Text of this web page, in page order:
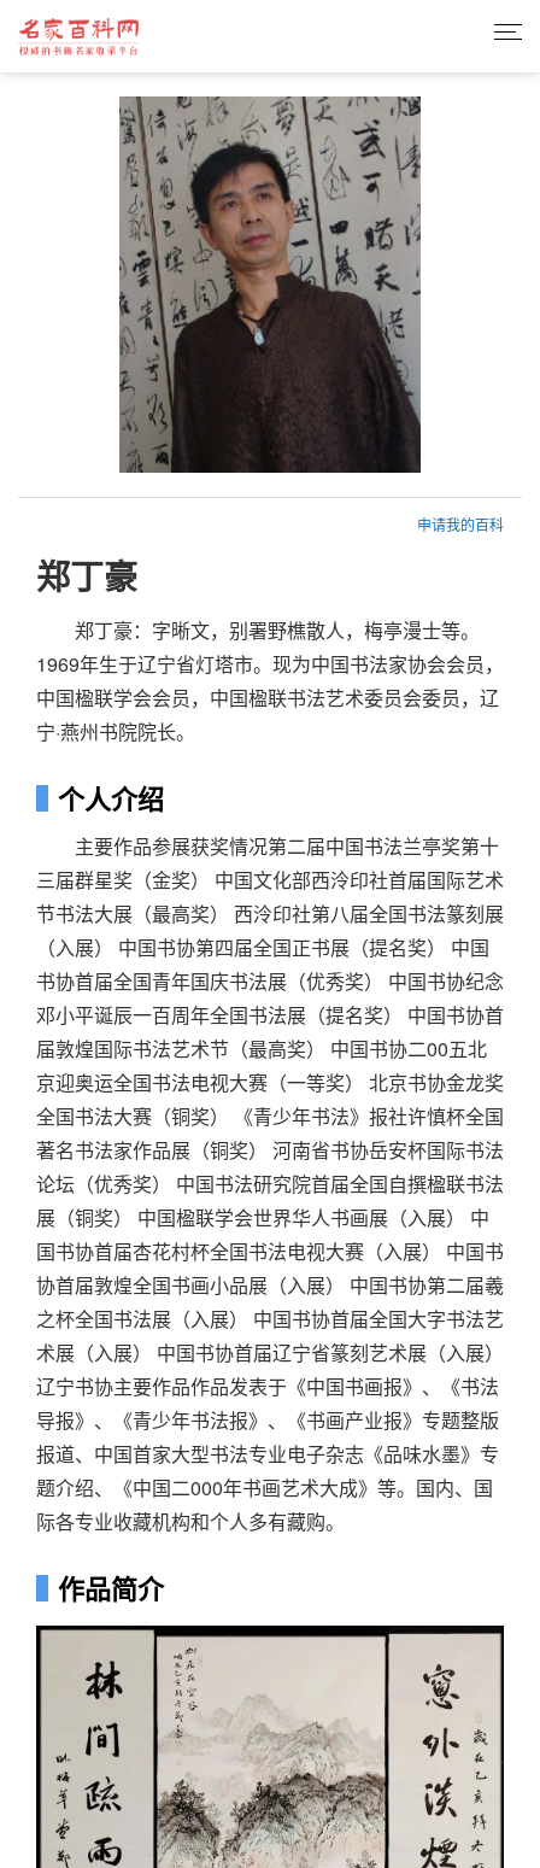
申请我的百科
郑丁豪
郑丁豪：字晰文，别署野樵散人，梅亭漫士等。
1969年生于辽宁省灯塔市。现为中国书法家协会会员，
中国楹联学会会员，中国楹联书法艺术委员会委员，辽
宁·燕州书院院长。
个人介绍
主要作品参展获奖情况第二届中国书法兰亭奖第十
三届群星奖（金奖） 中国文化部西泠印社首届国际艺术
节书法大展（最高奖） 西泠印社第八届全国书法篆刻展
（入展） 中国书协第四届全国正书展（提名奖） 中国
书协首届全国青年国庆书法展（优秀奖） 中国书协纪念
邓小平诞辰一百周年全国书法展（提名奖） 中国书协首
届敦煌国际书法艺术节（最高奖） 中国书协二00五北
京迎奥运全国书法电视大赛（一等奖） 北京书协金龙奖
全国书法大赛（铜奖） 《青少年书法》报社许慎杯全国
著名书法家作品展（铜奖） 河南省书协岳安杯国际书法
论坛（优秀奖） 中国书法研究院首届全国自撰楹联书法
展（铜奖） 中国楹联学会世界华人书画展（入展） 中
国书协首届杏花村杯全国书法电视大赛（入展） 中国书
协首届敦煌全国书画小品展（入展） 中国书协第二届羲
之杯全国书法展（入展） 中国书协首届全国大字书法艺
术展（入展） 中国书协首届辽宁省篆刻艺术展（入展）
辽宁书协主要作品作品发表于《中国书画报》、《书法
导报》、《青少年书法报》、《书画产业报》专题整版
报道、中国首家大型书法专业电子杂志《品味水墨》专
题介绍、《中国二000年书画艺术大成》等。国内、国
际各专业收藏机构和个人多有藏购。
作品简介